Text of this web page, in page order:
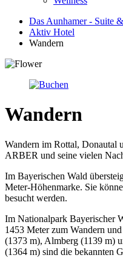
Das Aunhamer - Suite
Aktiv Hotel
Wandern
Wandern
Wandern im Rottal, Donautal
ARBER und seine vielen
Im Bayerischen Wald
Meter-Höhenmarke. Sie
besucht werden.
Im Nationalpark Bayerischer
1453 Meter zum Wandern
(1373 m), Almberg (1139 m)
(1364 m) sind die bekannten